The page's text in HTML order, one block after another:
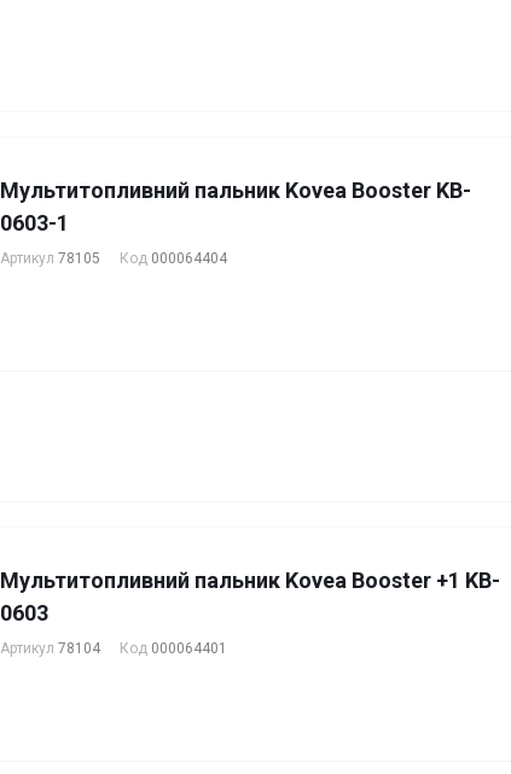
Мультитопливний пальник Kovea Booster KB-
0603-1
Артикул 78105 Код 000064404
Мультитопливний пальник Kovea Booster +1 KB-
0603
Артикул 78104 Код 000064401